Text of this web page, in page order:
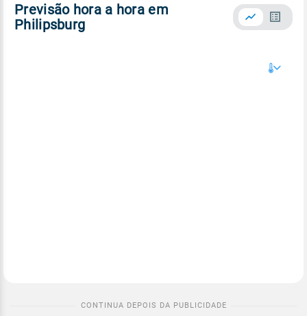
Previsão hora a hora em
Philipsburg